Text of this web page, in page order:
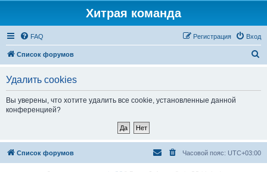
Хитрая команда
FAQ Вход
Регистрация
Список форумов
Удалить cookies
Вы уверены, что хотите удалить все cookie, установленные данной
конференцией?
Список форумов Часовой пояс: UTC+03:00